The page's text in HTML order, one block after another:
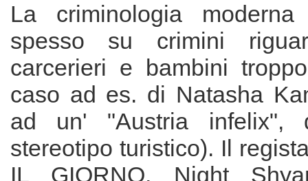
La criminologia
spesso su crimini
carcerieri e bambini
caso ad es. di Natasha
ad un' "Austria infelix",
stereotipo turistico). Il
IL GIORNO, Night